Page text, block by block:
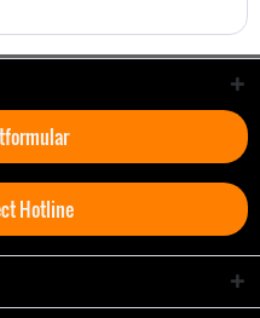
Hotline